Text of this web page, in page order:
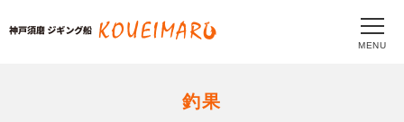
MENU
釣果